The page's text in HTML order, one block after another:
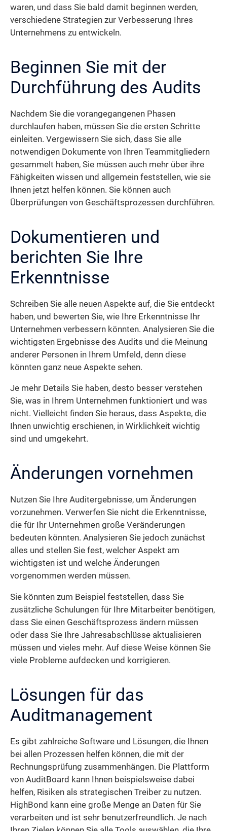
waren, und dass Sie bald damit beginnen werden,
verschiedene Strategien zur Verbesserung Ihres
Unternehmens zu entwickeln.
Beginnen Sie mit der
Durchführung des Audits
Nachdem Sie die vorangegangenen Phasen
durchlaufen haben, müssen Sie die ersten Schritte
einleiten. Vergewissern Sie sich, dass Sie alle
notwendigen Dokumente von Ihren Teammitgliedern
gesammelt haben, Sie müssen auch mehr über ihre
Fähigkeiten wissen und allgemein feststellen, wie sie
Ihnen jetzt helfen können. Sie können auch
Überprüfungen von Geschäftsprozessen durchführen.
Dokumentieren und
berichten Sie Ihre
Erkenntnisse
Schreiben Sie alle neuen Aspekte auf, die Sie entdeckt
haben, und bewerten Sie, wie Ihre Erkenntnisse Ihr
Unternehmen verbessern könnten. Analysieren Sie die
wichtigsten Ergebnisse des Audits und die Meinung
anderer Personen in Ihrem Umfeld, denn diese
könnten ganz neue Aspekte sehen.
Je mehr Details Sie haben, desto besser verstehen
Sie, was in Ihrem Unternehmen funktioniert und was
nicht. Vielleicht finden Sie heraus, dass Aspekte, die
Ihnen unwichtig erschienen, in Wirklichkeit wichtig
sind und umgekehrt.
Änderungen vornehmen
Nutzen Sie Ihre Auditergebnisse, um Änderungen
vorzunehmen. Verwerfen Sie nicht die Erkenntnisse,
die für Ihr Unternehmen große Veränderungen
bedeuten könnten. Analysieren Sie jedoch zunächst
alles und stellen Sie fest, welcher Aspekt am
wichtigsten ist und welche Änderungen
vorgenommen werden müssen.
Sie könnten zum Beispiel feststellen, dass Sie
zusätzliche Schulungen für Ihre Mitarbeiter benötigen,
dass Sie einen Geschäftsprozess ändern müssen
oder dass Sie Ihre Jahresabschlüsse aktualisieren
müssen und vieles mehr. Auf diese Weise können Sie
viele Probleme aufdecken und korrigieren.
Lösungen für das
Auditmanagement
Es gibt zahlreiche Software und Lösungen, die Ihnen
bei allen Prozessen helfen können, die mit der
Rechnungsprüfung zusammenhängen. Die Plattform
von AuditBoard kann Ihnen beispielsweise dabei
helfen, Risiken als strategischen Treiber zu nutzen.
HighBond kann eine große Menge an Daten für Sie
verarbeiten und ist sehr benutzerfreundlich. Je nach